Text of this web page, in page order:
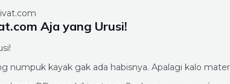
Aja yang Urusi!
numpuk kayak gak ada habisnya. Apalagi kalo